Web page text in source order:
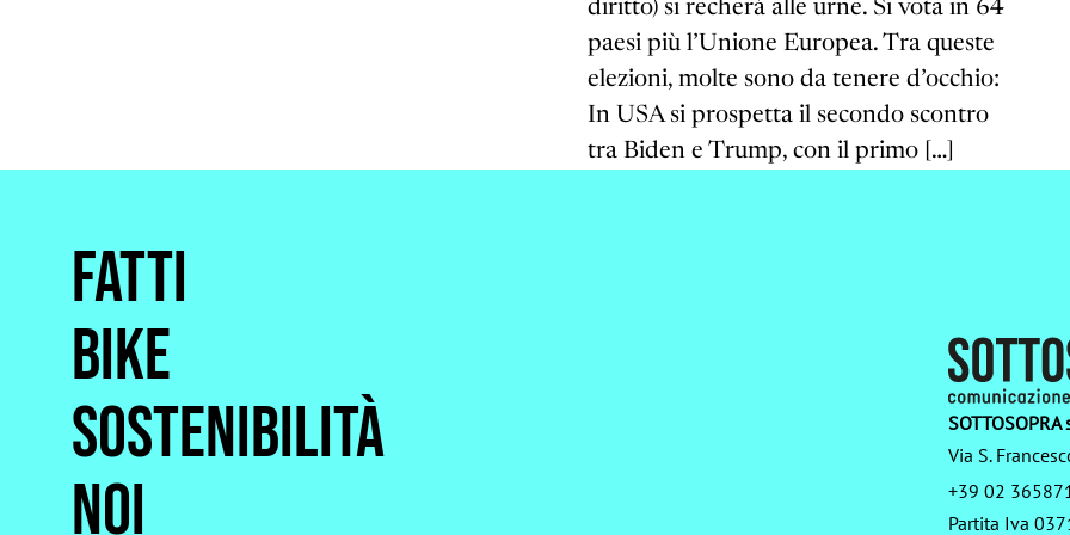
diritto) si recherà alle urne. Si vota in 64
paesi più l’Unione Europea. Tra queste
elezioni, molte sono da tenere d’occhio:
In USA si prospetta il secondo scontro
tra Biden e Trump, con il primo […]
Fatti
Bike
Sostenibilità
Noi
SOTTOSOPRA
Via S.
+39 02
Partita Iva